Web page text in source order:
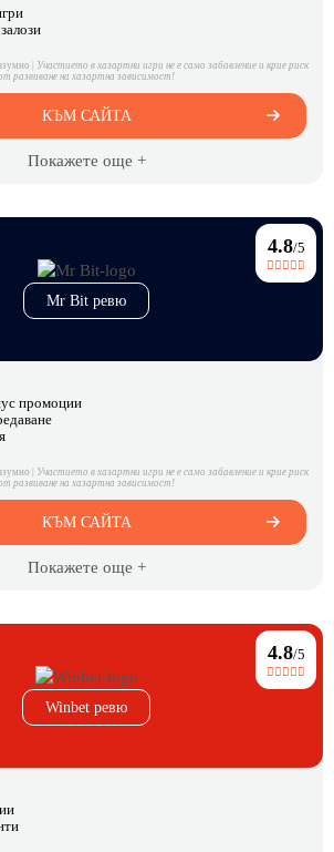
|
Участието в хазартни игри не е само забавление и крие риск
развиване на хазартна зависимост!
КЪМ САЙТА
Покажете още +
Mr Bit ревю
4.8/5
промоции
|
Участието в хазартни игри не е само забавление и крие риск
развиване на хазартна зависимост!
КЪМ САЙТА
Покажете още +
Winbet ревю
4.8/5